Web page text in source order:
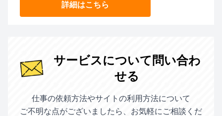
詳細はこちら
サービスについて問い合わ
せる
仕事の依頼方法やサイトの利用方法について
ご不明な点がございましたら、お気軽にご相談くだ